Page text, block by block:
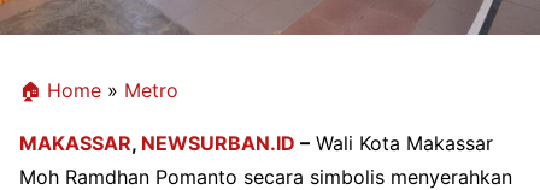
🏠 Home » Metro
MAKASSAR, NEWSURBAN.ID – Wali Kota Makassar
Moh Ramdhan Pomanto secara simbolis menyerahkan